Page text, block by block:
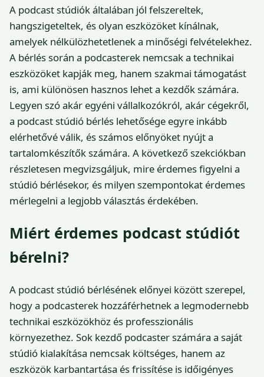
A podcast stúdiók általában jól felszereltek,
hangszigeteltek, és olyan eszközöket kínálnak,
amelyek nélkülözhetetlenek a minőségi felvételekhez.
A bérlés során a podcasterek nemcsak a technikai
eszközöket kapják meg, hanem szakmai támogatást
is, ami különösen hasznos lehet a kezdők számára.
Legyen szó akár egyéni vállalkozókról, akár cégekről,
a podcast stúdió bérlés lehetősége egyre inkább
elérhetővé válik, és számos előnyöket nyújt a
tartalomkészítők számára. A következő szekciókban
részletesen megvizsgáljuk, mire érdemes figyelni a
stúdió bérlésekor, és milyen szempontokat érdemes
mérlegelni a legjobb választás érdekében.
Miért érdemes podcast stúdiót
bérelni?
A podcast stúdió bérlésének előnyei között szerepel,
hogy a podcasterek hozzáférhetnek a legmodernebb
technikai eszközökhöz és professzionális
környezethez. Sok kezdő podcaster számára a saját
stúdió kialakítása nemcsak költséges, hanem az
eszközök karbantartása és frissítése is időigényes